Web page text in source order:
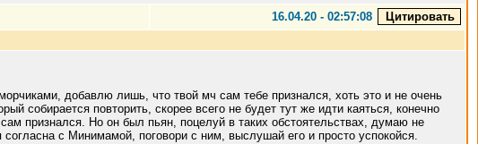
16.04.20 - 02:57:08
добавлю лишь, что твой мч сам тебе признался, хоть это и не очень
собирается повторить, скорее всего не будет тут же идти каяться, конечно
признался. Но он был пьян, поцелуй в таких обстоятельствах, думаю не
с Минимамой, поговори с ним, выслушай его и просто успокойся.